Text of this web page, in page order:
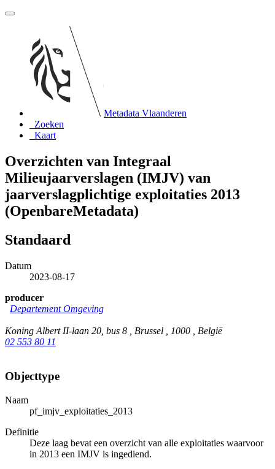
Metadata Vlaanderen
Zoeken
Kaart
Overzichten van Integraal
Milieujaarverslagen (IMJV) van
jaarverslagplichtige exploitaties 2013
(OpenbareMetadata)
Standaard
Datum
2023-08-17
producer
Departement Omgeving
Koning Albert II-laan 20, bus 8 , Brussel , 1000 , België
02 553 80 11
Objecttype
Naam
pf_imjv_exploitaties_2013
Definitie
Deze laag bevat een overzicht van alle exploitaties waarvoor
in 2013 een IMJV is ingediend.